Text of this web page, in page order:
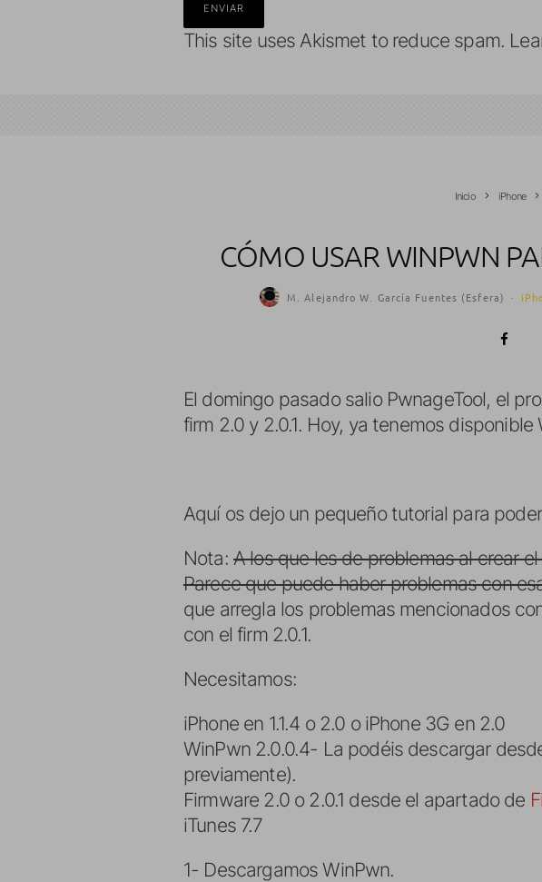
This site uses Akismet to reduce spam.
Inicio iPhone
CÓMO USAR WINPWN
M. Alejandro W. García Fuentes (Esfera) ·
El domingo pasado salio PwnageTool, el
firm 2.0 y 2.0.1. Hoy, ya tenemos
Aquí os dejo un pequeño tutorial para
Nota: A los que les de problemas al crear
Parece que puede haber problemas con
que arregla los problemas mencionados
con el firm 2.0.1.
Necesitamos:
iPhone en 1.1.4 o 2.0 o iPhone 3G en 2.0
WinPwn 2.0.0.4- La podéis descargar
previamente).
Firmware 2.0 o 2.0.1 desde el apartado de
iTunes 7.7
1- Descargamos WinPwn.